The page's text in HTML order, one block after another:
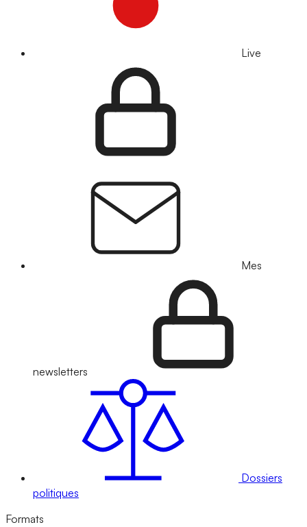
Live
Mes
newsletters
Dossiers
politiques
Formats